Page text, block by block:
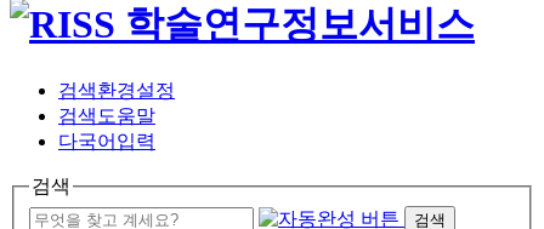
검색환경설정
검색도움말
다국어입력
검색
검색